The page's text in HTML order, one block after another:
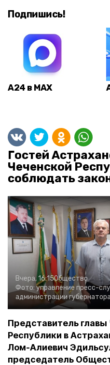
Подпишись!
А24 в MAX
Гостей
Чеченской
соблюдать
Вчера, 16:15Общество
Фото: управление пресс-
администрации
Представитель главы
Республики в
Лом-Алиевич
председатель